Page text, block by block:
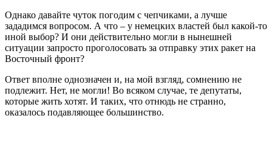
Однако давайте чуток погодим с чепчиками, а лучше
зададимся вопросом. А что – у немецких властей был какой-то
иной выбор? И они действительно могли в нынешней
ситуации запросто проголосовать за отправку этих ракет на
Восточный фронт?
Ответ вполне однозначен и, на мой взгляд, сомнению не
подлежит. Нет, не могли! Во всяком случае, те депутаты,
которые жить хотят. И таких, что отнюдь не странно,
оказалось подавляющее большинство.